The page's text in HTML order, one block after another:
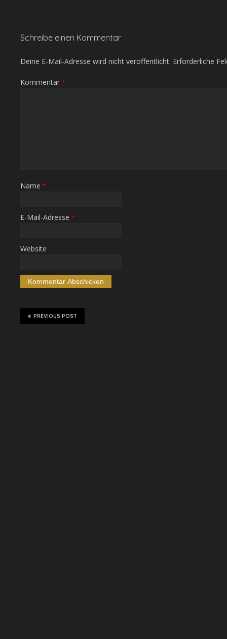
Schreibe einen Kommentar
Deine E-Mail-Adresse wird nicht veröffentlicht. Erforderliche
Kommentar *
Name *
E-Mail-Adresse *
Website
PREVIOUS POST